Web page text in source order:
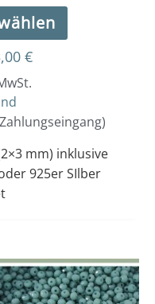
€
mm) inklusive
925er SIlber
Dieses
Produkt
Preisspanne:
12,00 €